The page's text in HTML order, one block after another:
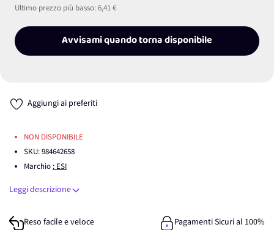
Ultimo prezzo più basso:6,41 €
Avvisami quando torna disponibile
Aggiungi ai preferiti
NON DISPONIBILE
SKU:984642658
Marchio : ESI
Leggi descrizione
Reso facile e veloce
Pagamenti Sicuri al 100%